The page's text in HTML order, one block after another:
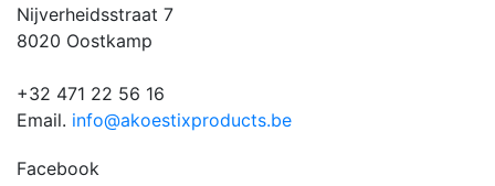
Nijverheidsstraat 7
8020 Oostkamp
+32 471 22 56 16
Email. info@akoestixproducts.be
Facebook